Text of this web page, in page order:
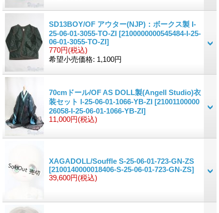
SD13BOY/OF アウター(NJP)：ボークス製 I-
25-06-01-3055-TO-ZI [2100000000545484-I-25-
06-01-3055-TO-ZI]
770円(税込)
希望小売価格: 1,100円
70cmドール/OF AS DOLL製(Angell Studio)衣
装セット I-25-06-01-1066-YB-ZI [21001100000
26058-I-25-06-01-1066-YB-ZI]
11,000円(税込)
XAGADOLL/Souffle S-25-06-01-723-GN-ZS
[2100140000018406-S-25-06-01-723-GN-ZS]
39,600円(税込)